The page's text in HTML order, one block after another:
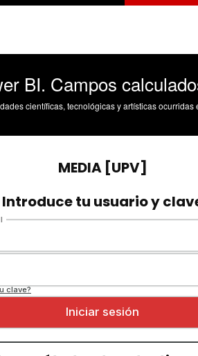
calculados en
y artísticas ocurridas en los tres